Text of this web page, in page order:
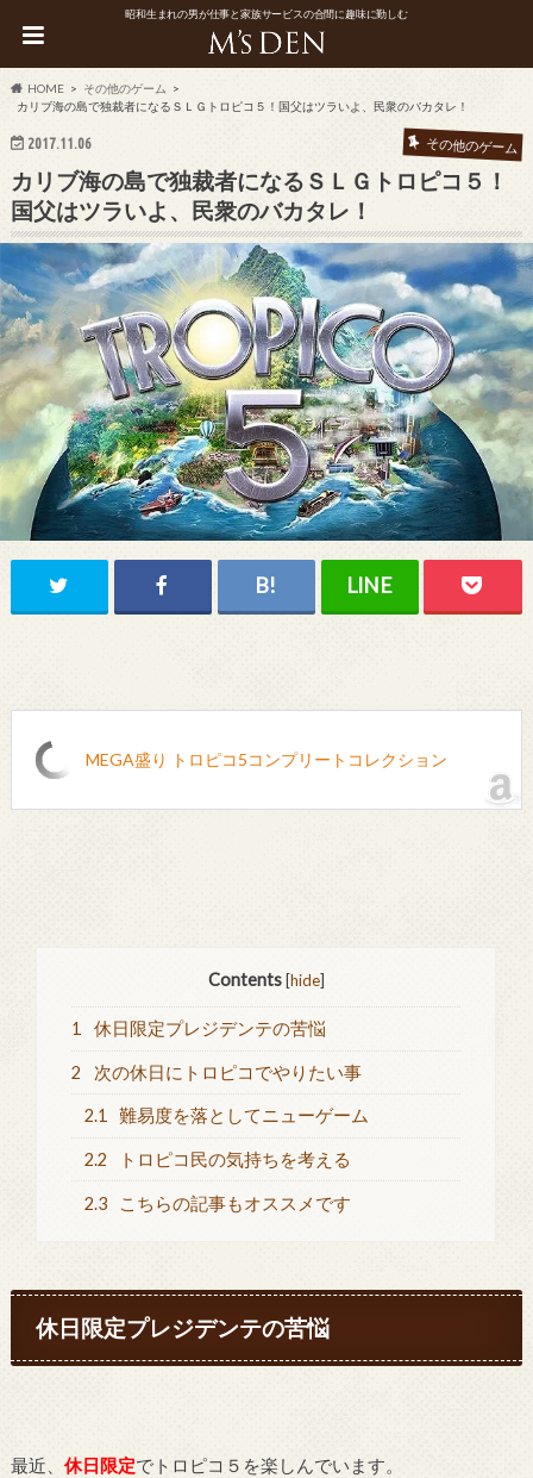
昭和生まれの男が仕事と家族サービスの合間に趣味に勤しむ
HOME
その他のゲーム
カリブ海の島で独裁者になるＳＬＧトロピコ５！国父はツラいよ、民衆のバカタレ！
2017.11.06 その他のゲーム
カリブ海の島で独裁者になるＳＬＧトロピコ５！
国父はツラいよ、民衆のバカタレ！
MEGA盛り トロピコ5コンプリートコレクション
Contents [hide]
1 休日限定プレジデンテの苦悩
2 次の休日にトロピコでやりたい事
2.1 難易度を落としてニューゲーム
2.2 トロピコ民の気持ちを考える
2.3 こちらの記事もオススメです
休日限定プレジデンテの苦悩
最近、 休日限定でトロピコ５を楽しんでいます。